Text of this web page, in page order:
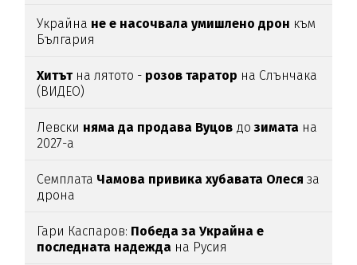
Украйна не е насочвала умишлено дрон към
България
Хитътна лятото - розов таратор на Слънчака
(ВИДЕО)
Левски няма да продава Вуцов дозимата на
2027-а
Семплата Чамова привика хубавата Олеся за
дрона
Гари Каспаров: Победа за Украйна е
последната надежда на Русия